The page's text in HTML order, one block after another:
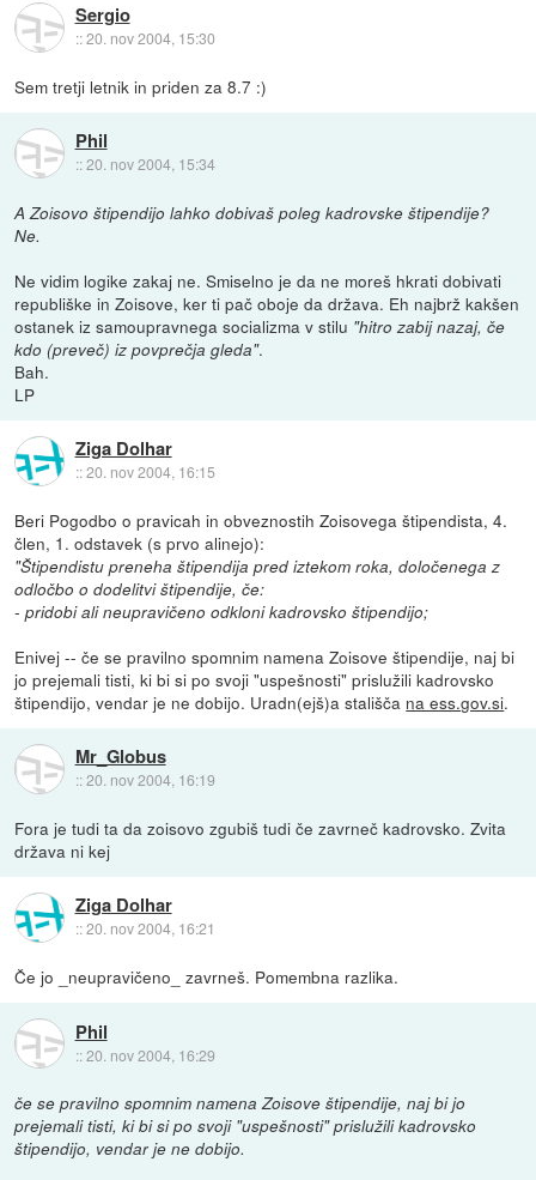
Sergio
::20. nov 2004, 15:30
Sem tretji letnik in priden za 8.7 :)
Phil
::20. nov 2004, 15:34
A Zoisovo štipendijo lahko dobivaš poleg kadrovske štipendije?
Ne.
Ne vidim logike zakaj ne. Smiselno je da ne moreš hkrati dobivati
republiške in Zoisove, ker ti pač oboje da država. Eh najbrž kakšen
ostanek iz samoupravnega socializma v stilu "hitro zabij nazaj, če
kdo (preveč) iz povprečja gleda".
Bah.
LP
Ziga Dolhar
::20. nov 2004, 16:15
Beri Pogodbo o pravicah in obveznostih Zoisovega štipendista, 4.
člen, 1. odstavek (s prvo alinejo):
"Štipendistu preneha štipendija pred iztekom roka, določenega z
odločbo o dodelitvi štipendije, če:
- pridobi ali neupravičeno odkloni kadrovsko štipendijo;
Enivej -- če se pravilno spomnim namena Zoisove štipendije, naj bi
jo prejemali tisti, ki bi si po svoji "uspešnosti" prislužili kadrovsko
štipendijo, vendar je ne dobijo. Uradn(ejš)a stališča na ess.gov.si.
Mr_Globus
::20. nov 2004, 16:19
Fora je tudi ta da zoisovo zgubiš tudi če zavrneč kadrovsko. Zvita
država ni kej
Ziga Dolhar
::20. nov 2004, 16:21
Če jo _neupravičeno_ zavrneš. Pomembna razlika.
Phil
::20. nov 2004, 16:29
če se pravilno spomnim namena Zoisove štipendije, naj bi jo
prejemali tisti, ki bi si po svoji "uspešnosti" prislužili kadrovsko
štipendijo, vendar je ne dobijo.